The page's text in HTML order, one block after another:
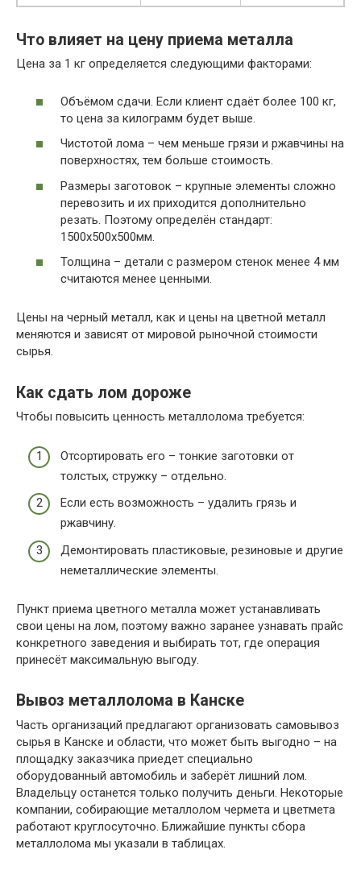
Что влияет на цену приема металла
Цена за 1 кг определяется следующими факторами:
Объёмом сдачи. Если клиент сдаёт более 100 кг,
то цена за килограмм будет выше.
Чистотой лома – чем меньше грязи и ржавчины на
поверхностях, тем больше стоимость.
Размеры заготовок – крупные элементы сложно
перевозить и их приходится дополнительно
резать. Поэтому определён стандарт:
1500х500х500мм.
Толщина – детали с размером стенок менее 4 мм
считаются менее ценными.
Цены на черный металл, как и цены на цветной металл
меняются и зависят от мировой рыночной стоимости
сырья.
Как сдать лом дороже
Чтобы повысить ценность металлолома требуется:
Отсортировать его – тонкие заготовки от
толстых, стружку – отдельно.
Если есть возможность – удалить грязь и
ржавчину.
Демонтировать пластиковые, резиновые и другие
неметаллические элементы.
Пункт приема цветного металла может устанавливать
свои цены на лом, поэтому важно заранее узнавать прайс
конкретного заведения и выбирать тот, где операция
принесёт максимальную выгоду.
Вывоз металлолома в Канске
Часть организаций предлагают организовать самовывоз
сырья в Канске и области, что может быть выгодно – на
площадку заказчика приедет специально
оборудованный автомобиль и заберёт лишний лом.
Владельцу останется только получить деньги. Некоторые
компании, собирающие металлолом чермета и цветмета
работают круглосуточно. Ближайшие пункты сбора
металлолома мы указали в таблицах.